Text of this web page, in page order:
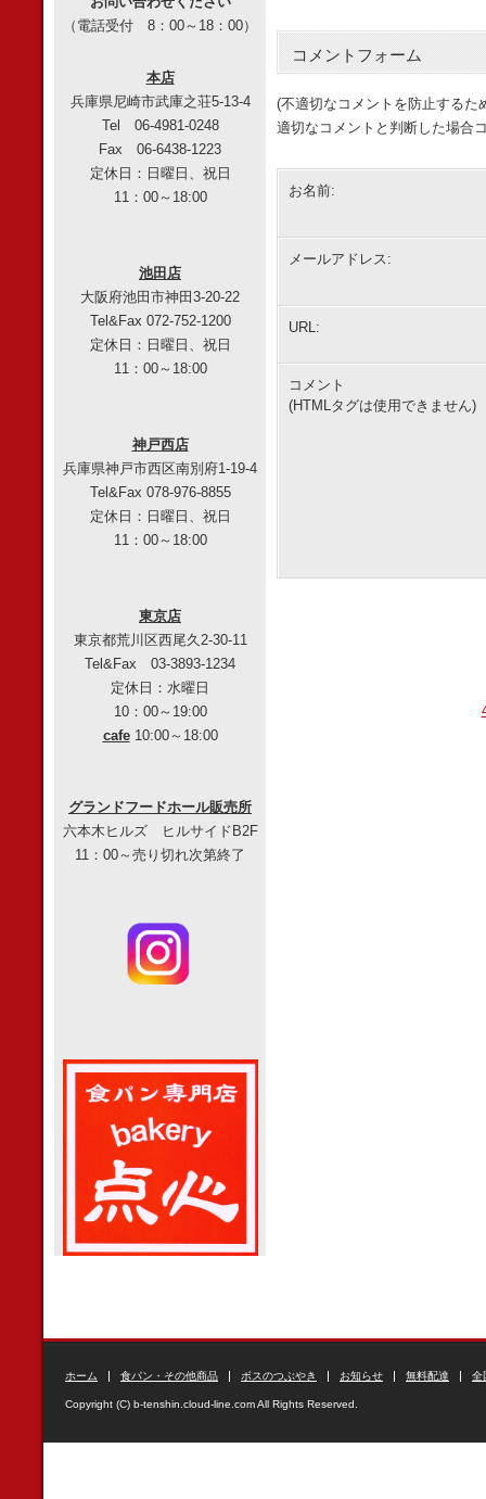
コメントフォーム
(不適切なコメントを防止するた
適切なコメントと判断した場合
お名前:
メールアドレス:
URL:
コメント
(HTMLタグは使用できません)
（電話受付 8：00～18：00）
本店
兵庫県尼崎市武庫之荘5-13-4
Tel 06-4981-0248
Fax 06-6438-1223
定休日：日曜日、祝日
11：00～18:00
池田店
大阪府池田市神田3-20-22
Tel&Fax 072-752-1200
定休日：日曜日、祝日
11：00～18:00
神戸西店
兵庫県神戸市西区南別府1-19-4
Tel&Fax 078-976-8855
定休日：日曜日、祝日
11：00～18:00
東京店
東京都荒川区西尾久2-30-11
Tel&Fax 03-3893-1234
定休日：水曜日
10：00～19:00
cafe10:00～18:00
グランドフードホール販売所
六本木ヒルズ ヒルサイドB2F
11：00～売り切れ次第終了
ホーム 食パン・その他商品 ボスのつぶやき お知らせ 無料配達 全
Copyright (C) b-tenshin.cloud-line.com All Rights Reserved.